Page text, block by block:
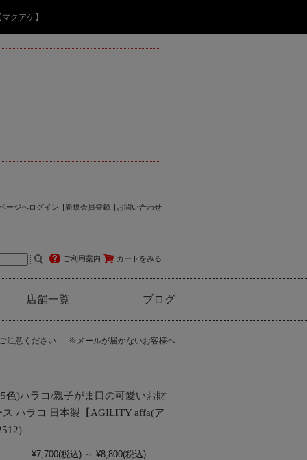
クアケ】
ージへログイン 新規会員登録 お問い合わせ
ご利用案内 カートをみる
店舗一覧 ブログ
注意ください ※メールが届かないお客様へ
色)ハラコ/親子がま口の可愛いお財
ハラコ 日本製【AGILITY affa(ア
¥7,700(税込) ～ ¥8,800(税込)